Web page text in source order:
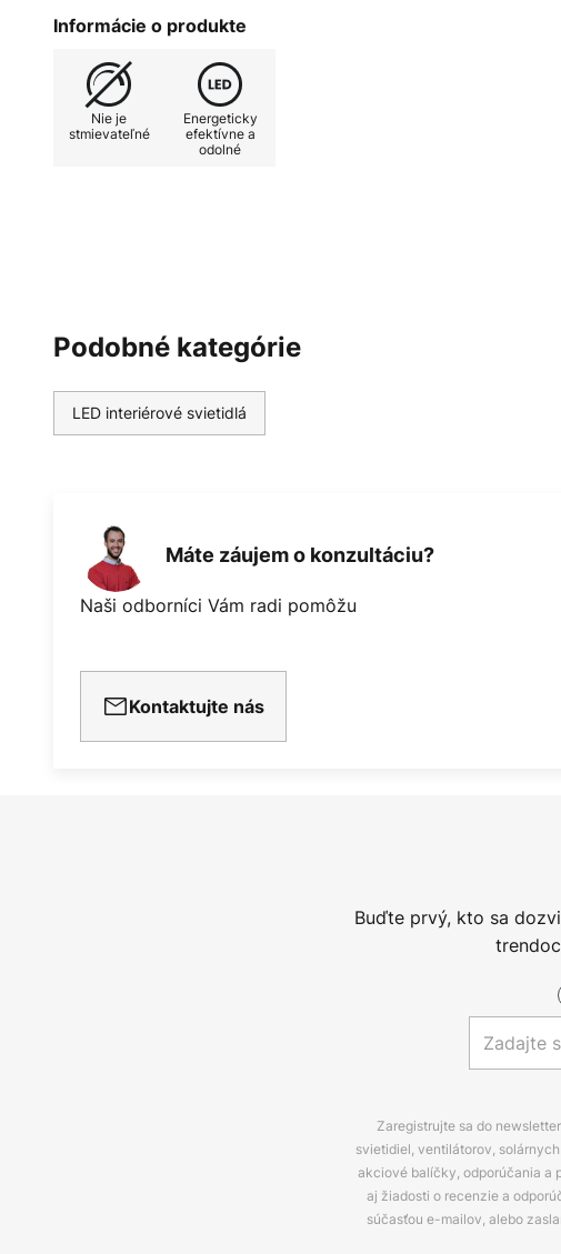
výrobu svietidiel, sa vyznačuje svojou
dizajnérom svietidiel veľkú voľnosť pri
Špeciálny plast má pozitívny vplyv aj na
La Belle Étoile je svietidlo od spoločnosti
výrobca dizajnových svietidiel je známy
materiálmi a ručnou výrobou -
Informácie o produkte
Nie je
stmievateľné
Energeticky
efektívne a
odolné
Podobné kategórie
LED interiérové svietidlá
Máte záujem o konzultáciu?
Naši odborníci Vám radi pomôžu
Kontaktujte nás
Buďte prvý, kto sa
Zaregistrujte sa do
svietidiel, ventilátorov,
akciové balíčky, odporúčania a
aj žiadosti o recenzie a
súčasťou e-mailov, alebo